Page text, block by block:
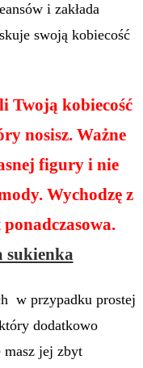
i zakłada
swoją kobiecość
Twoją kobiecość
nosisz. Ważne
figury i nie
Wychodzę z
ponadczasowa.
w przypadku prostej
dodatkowo
jej zbyt